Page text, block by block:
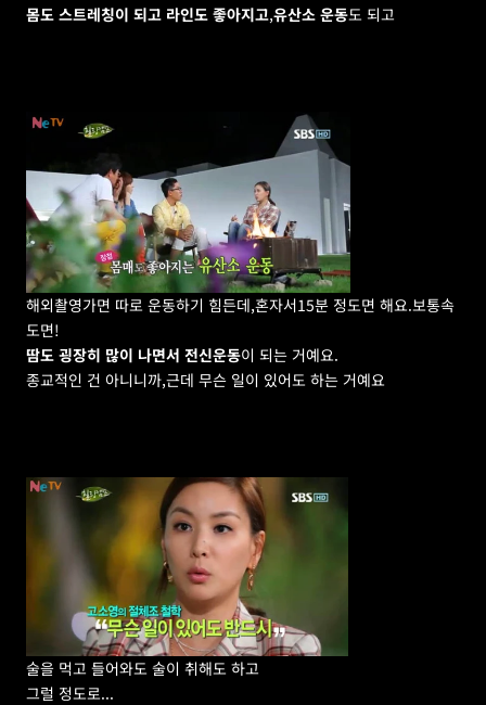
몸도 스트레칭이 되고 라인도 좋아지고,유산소 운동도 되고
해외촬영가면 따로 운동하기 힘든데,혼자서15분 정도면 해요.보통속
도면!
땀도 굉장히 많이 나면서 전신운동이 되는 거예요.
종교적인 건 아니니까,근데 무슨 일이 있어도 하는 거예요
술을 먹고 들어와도 술이 취해도 하고
그럴 정도로...